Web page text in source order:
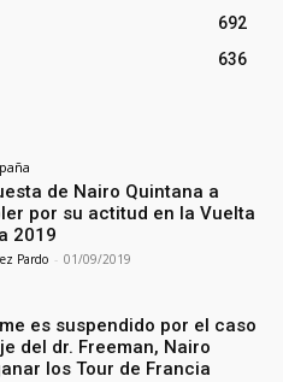
692
636
de Nairo Quintana a
por su actitud en la Vuelta
2019
Pardo - 01/09/2019
es suspendido por el caso
del dr. Freeman, Nairo
los Tour de Francia